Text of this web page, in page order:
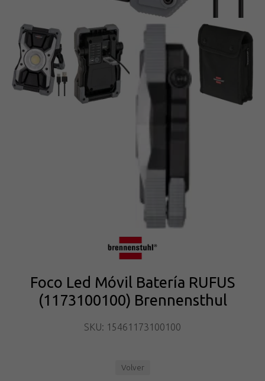
Foco Led Móvil Batería RUFUS
(1173100100) Brennensthul
SKU: 15461173100100
Volver